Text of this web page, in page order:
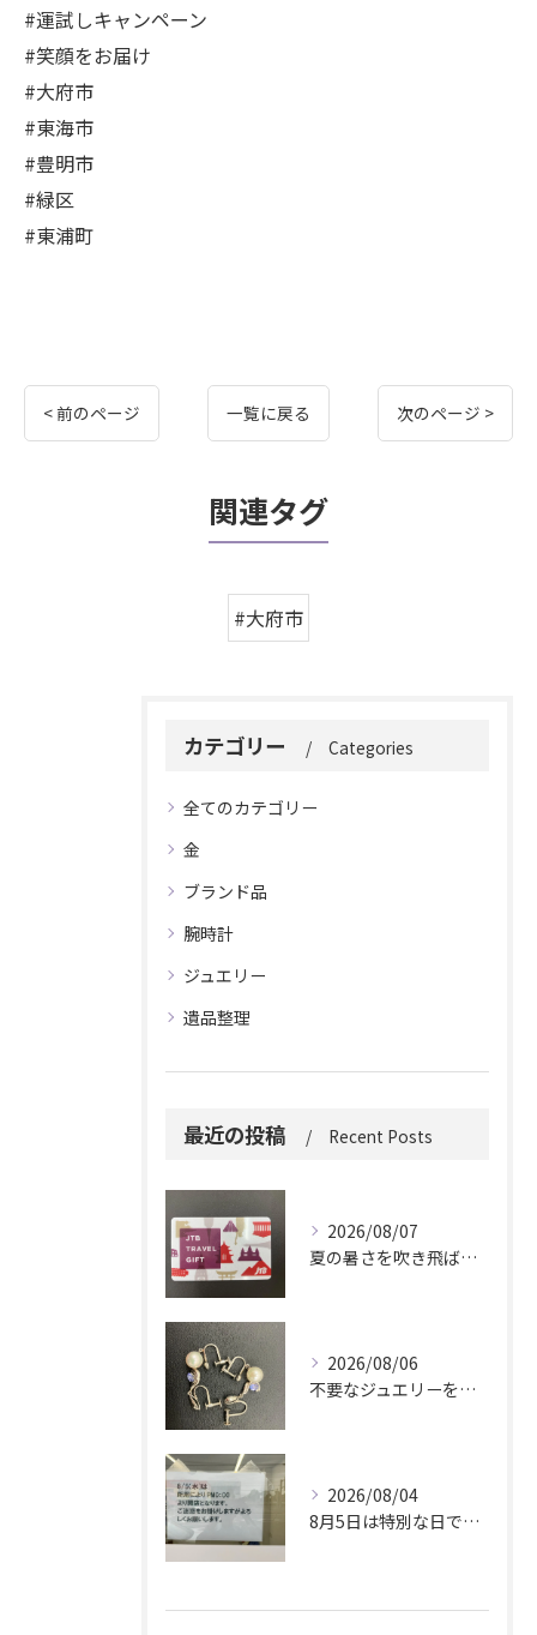
#運試しキャンペーン
#笑顔をお届け
#大府市
#東海市
#豊明市
#緑区
#東浦町
< 前のページ 一覧に戻る 次のページ >
関連タグ
#大府市
カテゴリー Categories
全てのカテゴリー
金
ブランド品
腕時計
ジュエリー
遺品整理
最近の投稿 Recent Posts
2026/08/07
夏の暑さを吹き飛ばしに来てください。
2026/08/06
不要なジュエリーを眠らせていませんか？
2026/08/04
8月5日は特別な日です。